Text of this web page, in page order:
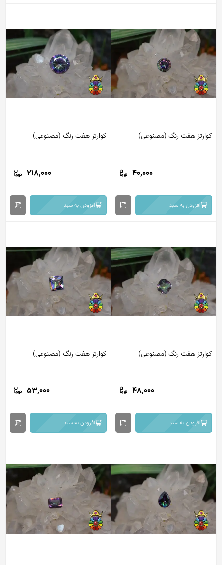
کوارتز هفت رنگ (مصنوعی)
40,000
افزودن به سبد
کوارتز هفت رنگ (مصنوعی)
218,000
افزودن به سبد
کوارتز هفت رنگ (مصنوعی)
48,000
افزودن به سبد
کوارتز هفت رنگ (مصنوعی)
53,000
افزودن به سبد